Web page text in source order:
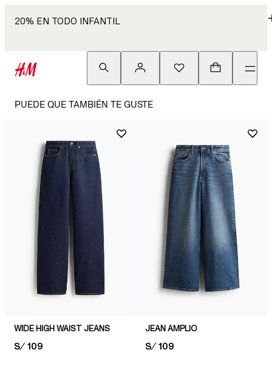
20% EN TODO INFANTIL
PUEDE QUE TAMBIÉN TE GUSTE
WIDE HIGH WAIST JEANS
PRICE:
S/ 109
JEAN AMPLIO
PRICE:
S/ 109